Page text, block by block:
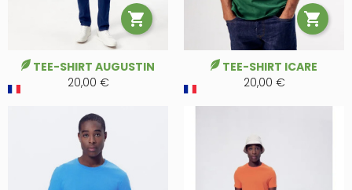

TEE-SHIRT AUGUSTIN
20,00 €

TEE-SHIRT ICARE
20,00 €